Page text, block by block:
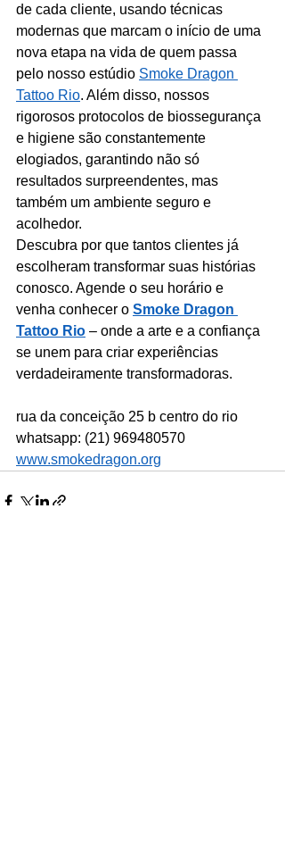
de cada cliente, usando técnicas
modernas que marcam o início de uma
nova etapa na vida de quem passa
pelo nosso estúdio Smoke Dragon
Tattoo Rio. Além disso, nossos
rigorosos protocolos de biossegurança
e higiene são constantemente
elogiados, garantindo não só
resultados surpreendentes, mas
também um ambiente seguro e
acolhedor.
Descubra por que tantos clientes já
escolheram transformar suas histórias
conosco. Agende o seu horário e
venha conhecer o Smoke Dragon
Tattoo Rio – onde a arte e a confiança
se unem para criar experiências
verdadeiramente transformadoras.
rua da conceição 25 b centro do rio
whatsapp: (21) 969480570
www.smokedragon.org